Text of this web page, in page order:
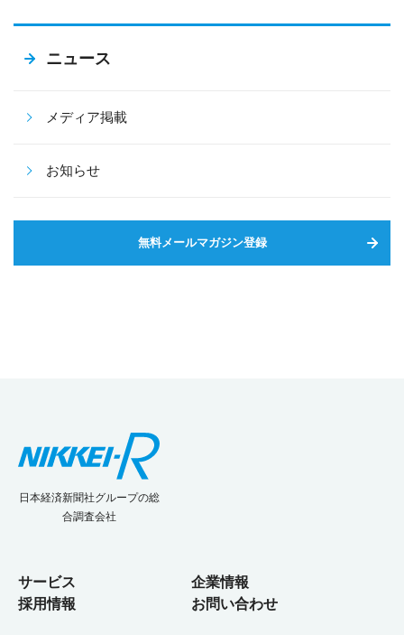
ニュース
メディア掲載
お知らせ
無料メールマガジン登録
日本経済新聞社グループの総
合調査会社
サービス
企業情報
採用情報
お問い合わせ